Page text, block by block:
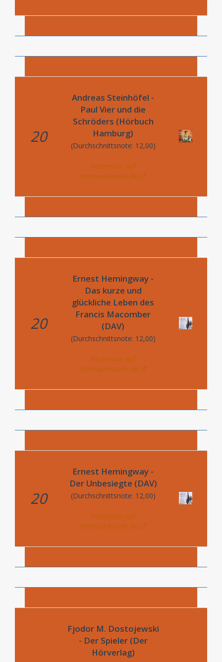
20
Andreas Steinhöfel -
Paul Vier und die
Schröders (Hörbuch
Hamburg)
(Durchschnittsnote: 12,00)
Rezension auf
hoerspielhoelle.de
20
Ernest Hemingway -
Das kurze und
glückliche Leben des
Francis Macomber
(DAV)
(Durchschnittsnote: 12,00)
Rezension auf
hoerspielhoelle.de
20
Ernest Hemingway -
Der Unbesiegte (DAV)
(Durchschnittsnote: 12,00)
Rezension auf
hoerspielhoelle.de
Fjodor M. Dostojewski
- Der Spieler (Der
Hörverlag)